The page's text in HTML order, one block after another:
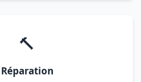
🔨
Réparation